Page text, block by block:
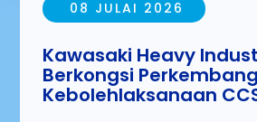
08 JULAI 2026
Kawasaki Heavy
Berkongsi
Kebolehlaksanaan